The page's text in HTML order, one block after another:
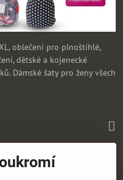
oblečení pro plnoštíhlé,
dětské a kojenecké
Dámské šaty pro ženy všech